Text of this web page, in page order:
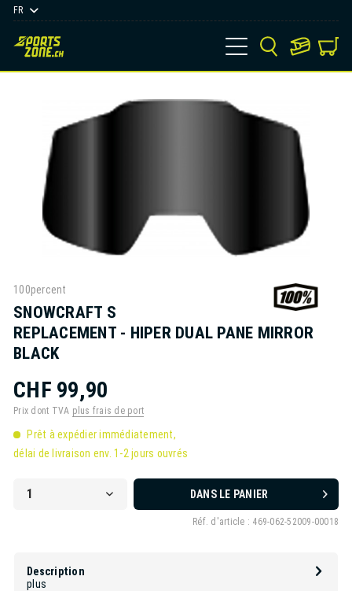
FR
100percent
SNOWCRAFT S
REPLACEMENT - HIPER DUAL PANE MIRROR
BLACK
CHF 99,90
Prix dont TVA plus frais de port
Prêt à expédier immédiatement,
délai de livraison env. 1-2 jours ouvrés
DANS LE PANIER
Réf. d'article : 469-062-52009-00018
Description
plus